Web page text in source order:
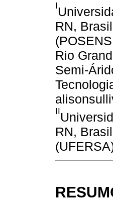
I
RN,
Rio
Semi-
II
RN,